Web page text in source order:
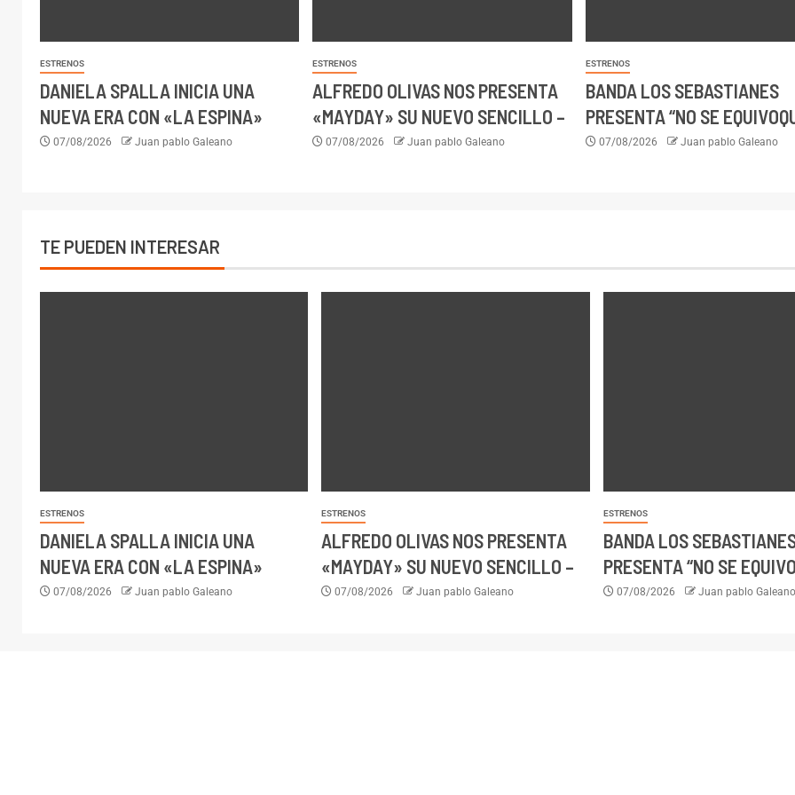
ESTRENOS
DANIELA SPALLA INICIA UNA
NUEVA ERA CON «LA ESPINA»
07/08/2026 Juan pablo Galeano
ESTRENOS
ALFREDO OLIVAS NOS PRESENTA
«MAYDAY» SU NUEVO SENCILLO –
07/08/2026 Juan pablo Galeano
ESTRENOS
BANDA LOS SEBASTIANES
PRESENTA “NO SE
07/08/2026 Juan pablo Galeano
TE PUEDEN INTERESAR
ESTRENOS
DANIELA SPALLA INICIA UNA
NUEVA ERA CON «LA ESPINA»
07/08/2026 Juan pablo Galeano
ESTRENOS
ALFREDO OLIVAS NOS PRESENTA
«MAYDAY» SU NUEVO SENCILLO –
07/08/2026 Juan pablo Galeano
ESTRENOS
BANDA LOS
PRESENTA “NO SE
07/08/2026 Juan pablo Galeano